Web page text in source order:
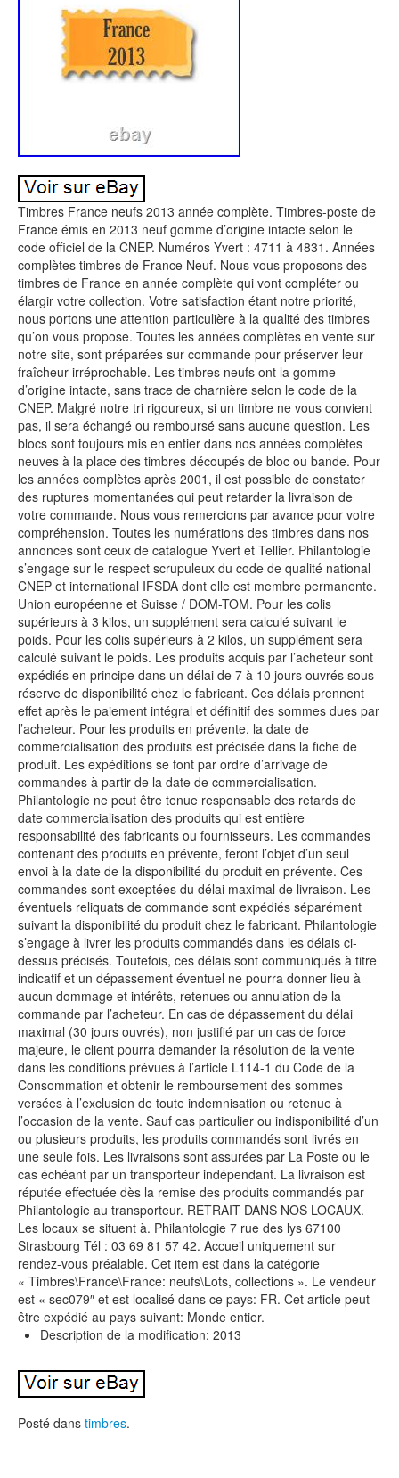
Timbres France neufs 2013 année complète. Timbres-poste de
France émis en 2013 neuf gomme d’origine intacte selon le
code officiel de la CNEP. Numéros Yvert : 4711 à 4831. Années
complètes timbres de France Neuf. Nous vous proposons des
timbres de France en année complète qui vont compléter ou
élargir votre collection. Votre satisfaction étant notre priorité,
nous portons une attention particulière à la qualité des timbres
qu’on vous propose. Toutes les années complètes en vente sur
notre site, sont préparées sur commande pour préserver leur
fraîcheur irréprochable. Les timbres neufs ont la gomme
d’origine intacte, sans trace de charnière selon le code de la
CNEP. Malgré notre tri rigoureux, si un timbre ne vous convient
pas, il sera échangé ou remboursé sans aucune question. Les
blocs sont toujours mis en entier dans nos années complètes
neuves à la place des timbres découpés de bloc ou bande. Pour
les années complètes après 2001, il est possible de constater
des ruptures momentanées qui peut retarder la livraison de
votre commande. Nous vous remercions par avance pour votre
compréhension. Toutes les numérations des timbres dans nos
annonces sont ceux de catalogue Yvert et Tellier. Philantologie
s’engage sur le respect scrupuleux du code de qualité national
CNEP et international IFSDA dont elle est membre permanente.
Union européenne et Suisse / DOM-TOM. Pour les colis
supérieurs à 3 kilos, un supplément sera calculé suivant le
poids. Pour les colis supérieurs à 2 kilos, un supplément sera
calculé suivant le poids. Les produits acquis par l’acheteur sont
expédiés en principe dans un délai de 7 à 10 jours ouvrés sous
réserve de disponibilité chez le fabricant. Ces délais prennent
effet après le paiement intégral et définitif des sommes dues par
l’acheteur. Pour les produits en prévente, la date de
commercialisation des produits est précisée dans la fiche de
produit. Les expéditions se font par ordre d’arrivage de
commandes à partir de la date de commercialisation.
Philantologie ne peut être tenue responsable des retards de
date commercialisation des produits qui est entière
responsabilité des fabricants ou fournisseurs. Les commandes
contenant des produits en prévente, feront l’objet d’un seul
envoi à la date de la disponibilité du produit en prévente. Ces
commandes sont exceptées du délai maximal de livraison. Les
éventuels reliquats de commande sont expédiés séparément
suivant la disponibilité du produit chez le fabricant. Philantologie
s’engage à livrer les produits commandés dans les délais ci-
dessus précisés. Toutefois, ces délais sont communiqués à titre
indicatif et un dépassement éventuel ne pourra donner lieu à
aucun dommage et intérêts, retenues ou annulation de la
commande par l’acheteur. En cas de dépassement du délai
maximal (30 jours ouvrés), non justifié par un cas de force
majeure, le client pourra demander la résolution de la vente
dans les conditions prévues à l’article L114-1 du Code de la
Consommation et obtenir le remboursement des sommes
versées à l’exclusion de toute indemnisation ou retenue à
l’occasion de la vente. Sauf cas particulier ou indisponibilité d’un
ou plusieurs produits, les produits commandés sont livrés en
une seule fois. Les livraisons sont assurées par La Poste ou le
cas échéant par un transporteur indépendant. La livraison est
réputée effectuée dès la remise des produits commandés par
Philantologie au transporteur. RETRAIT DANS NOS LOCAUX.
Les locaux se situent à. Philantologie 7 rue des lys 67100
Strasbourg Tél : 03 69 81 57 42. Accueil uniquement sur
rendez-vous préalable. Cet item est dans la catégorie
« Timbres\France\France: neufs\Lots, collections ». Le vendeur
est « sec079″ et est localisé dans ce pays: FR. Cet article peut
être expédié au pays suivant: Monde entier.
Description de la modification: 2013
Posté dans timbres.